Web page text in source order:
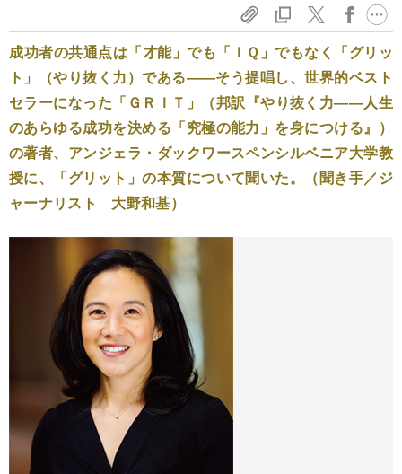
成功者の共通点は「才能」でも「ＩＱ」でもなく「グリッ
ト」（やり抜く力）である――そう提唱し、世界的ベスト
セラーになった「ＧＲＩＴ」（邦訳『やり抜く力――人生
のあらゆる成功を決める「究極の能力」を身につける』）
の著者、アンジェラ・ダックワースペンシルベニア大学教
授に、「グリット」の本質について聞いた。（聞き手／ジ
ャーナリスト 大野和基）